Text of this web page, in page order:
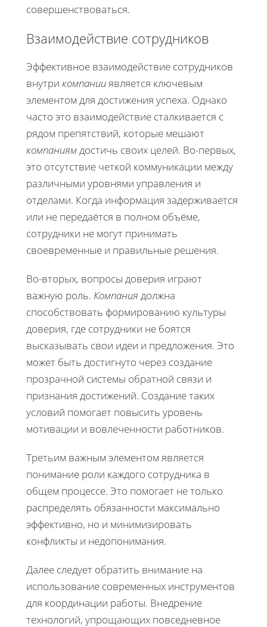
совершенствоваться.
Взаимодействие сотрудников
Эффективное взаимодействие сотрудников
внутри компанииявляется ключевым
элементом для достижения успеха. Однако
часто это взаимодействие сталкивается с
рядом препятствий, которые мешают
компаниямдостичь своих целей. Во-первых,
это отсутствие четкой коммуникации между
различными уровнями управления и
отделами. Когда информация задерживается
или не передаётся в полном объёме,
сотрудники не могут принимать
своевременные и правильные решения.
Во-вторых, вопросы доверия играют
важную роль. Компания должна
способствовать формированию культуры
доверия, где сотрудники не боятся
высказывать свои идеи и предложения. Это
может быть достигнуто через создание
прозрачной системы обратной связи и
признания достижений. Создание таких
условий помогает повысить уровень
мотивации и вовлеченности работников.
Третьим важным элементом является
понимание роли каждого сотрудника в
общем процессе. Это помогает не только
распределять обязанности максимально
эффективно, но и минимизировать
конфликты и недопонимания.
Далее следует обратить внимание на
использование современных инструментов
для координации работы. Внедрение
технологий, упрощающих повседневное